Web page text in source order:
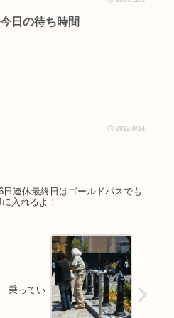
日の待ち時間
2012/8/14
日連休最終日はゴールドパスでも
入れるよ！
乗ってい